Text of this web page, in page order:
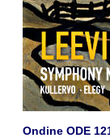
Ondine ODE